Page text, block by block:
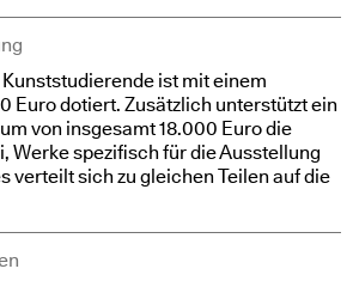
ist mit einem
Euro dotiert. Zusätzlich unterstützt ein
von insgesamt 18.000 Euro die
Werke spezifisch für die Ausstellung
verteilt sich zu gleichen Teilen auf die